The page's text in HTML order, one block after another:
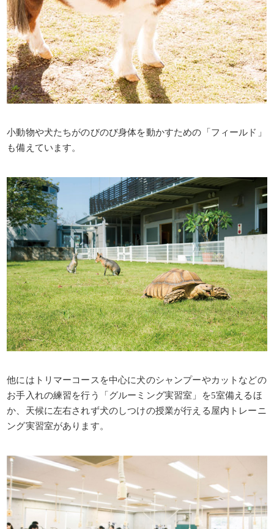
小動物や犬たちがのびのび身体を動かすための「フィールド」
も備えています。
他にはトリマーコースを中心に犬のシャンプーやカットなどの
お手入れの練習を行う「グルーミング実習室」を5室備えるほ
か、天候に左右されず犬のしつけの授業が行える屋内トレーニ
ング実習室があります。